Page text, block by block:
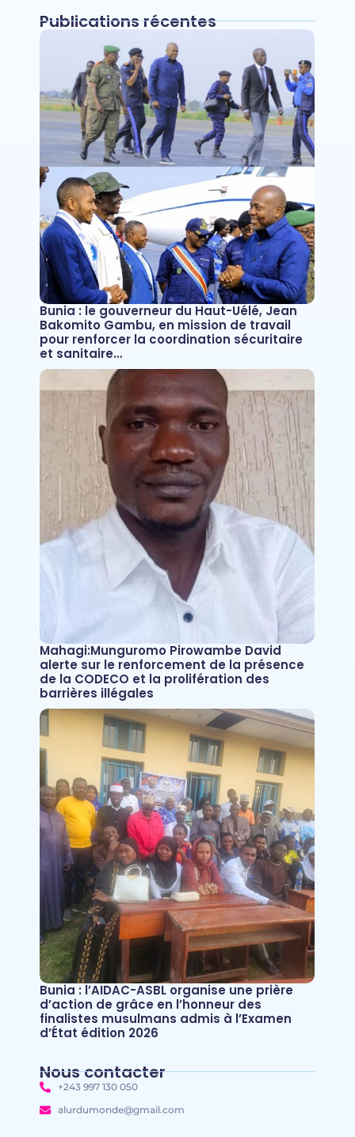
Publications récentes
Bunia : le gouverneur du Haut-Uélé, Jean
Bakomito Gambu, en mission de travail
pour renforcer la coordination sécuritaire
et sanitaire…
Mahagi:Munguromo Pirowambe David
alerte sur le renforcement de la présence
de la CODECO et la prolifération des
barrières illégales
Bunia : l’AIDAC-ASBL organise une prière
d’action de grâce en l’honneur des
finalistes musulmans admis à l’Examen
d’État édition 2026
Nous contacter
+243 997 130 050
alurdumonde@gmail.com